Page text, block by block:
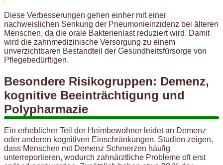
Diese Verbesserungen gehen einher mit einer
nachweislichen Senkung der Pneumonieinzidenz bei älteren
Menschen, da die orale Bakterienlast reduziert wird. Damit
wird die zahnmedizinische Versorgung zu einem
unverzichtbaren Bestandteil der Gesundheitsfürsorge von
Pflegebedürftigen.
Besondere Risikogruppen: Demenz,
kognitive Beeinträchtigung und
Polypharmazie
Ein erheblicher Teil der Heimbewohner leidet an Demenz
oder anderen kognitiven Einschränkungen. Studien zeigen,
dass Menschen mit Demenz Schmerzen häufig
unterreportieren, wodurch zahnärztliche Probleme oft erst